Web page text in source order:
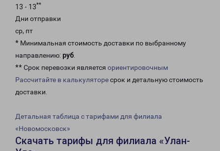
13 - 13**
Дни отправки
ср, пт
* Минимальная стоимость доставки по выбранному
направлению: руб.
** Срок перевозки является ориентировочным
Рассчитайте в калькуляторесрок и детальную стоимость
доставки.
Детальная таблица с тарифами для филиала
«Новомосковск»
Скачать тарифы для филиала «Улан-